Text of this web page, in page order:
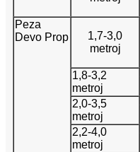
Peza
Devo Prop
1,7-3,0
metroj
1,8-3,2
metroj
2,0-3,5
metroj
2,2-4,0
metroj